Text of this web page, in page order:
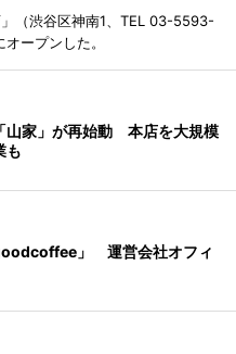
（渋谷区神南1、TEL 03-5593-
ープンした。
山家」が再始動 本店を大規模
も
」 運営会社オフィ